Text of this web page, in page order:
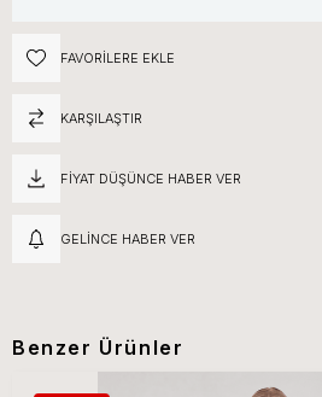
FAVORILERE EKLE
KARŞILAŞTIR
FIYAT DÜŞÜNCE HABER VER
GELINCE HABER VER
Benzer Ürünler